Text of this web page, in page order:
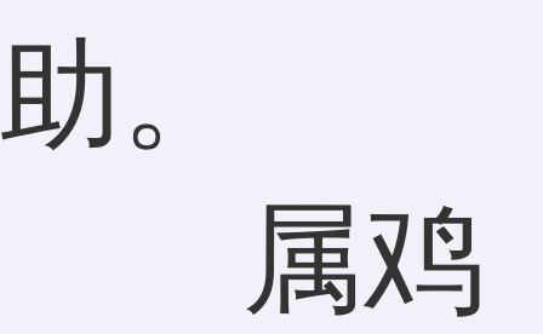
助。
属鸡